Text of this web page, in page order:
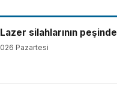
silahlarının peşinde
Pazartesi